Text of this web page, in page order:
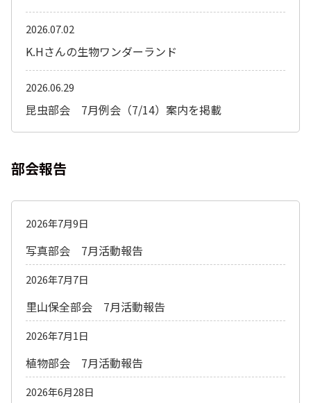
K.Hさんの生物ワンダーランド
2026.07.02
昆虫部会 7月例会（7/14）案内を掲載
2026.06.29
部会報告
2026年7月9日
写真部会 7月活動報告
2026年7月7日
里山保全部会 7月活動報告
2026年7月1日
植物部会 7月活動報告
2026年6月28日